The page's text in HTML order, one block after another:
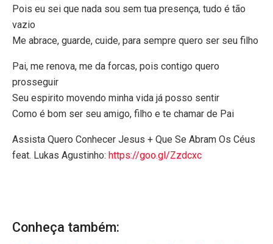
Pois eu sei que nada sou sem tua presença, tudo é tão
vazio
Me abrace, guarde, cuide, para sempre quero ser seu filho
Pai, me renova, me da forcas, pois contigo quero
prosseguir
Seu espirito movendo minha vida já posso sentir
Como é bom ser seu amigo, filho e te chamar de Pai
Assista Quero Conhecer Jesus + Que Se Abram Os Céus
feat. Lukas Agustinho: https://goo.gl/Zzdcxc
Conheça também: